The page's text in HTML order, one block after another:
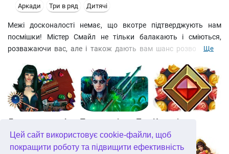
Цей сайт використовує cookie-файли, щоб
покращити роботу та підвищити ефективність
Аркади Три в ряд Дитячі
Межі досконалості немає, що вкотре підтверджують нам
посмішки! Містер Смайл не тільки балакають і сміються,
розважаючи вас, але і також дають вам шанс розворушити
Переконайтеся самі! Не поспішайте, розберіться спочатку, хто
є хто (у грі є як позитивні, так і негативні герої). А потім
розробіть власну стратегію, використовуючи гнучкість розуму,
гостроту зору та стратегічні навички. Ця гра для будь-якого
віку!
Отримати ключ через Plimus
Ще
Джевел матч 4 Таємне місто. Підводне царство. колекційне видання Квадріум